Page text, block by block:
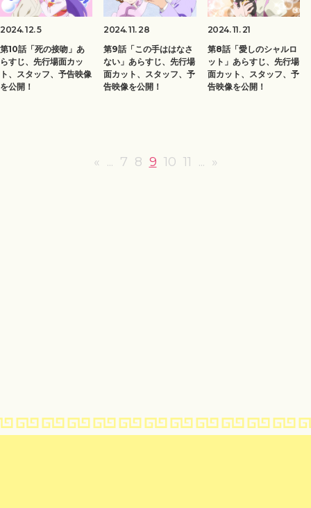
2024. 12. 5
第10話「死の接吻」あ
らすじ、先行場面カッ
ト、スタッフ、予告映像
を公開！
2024. 11. 28
第9話「この手ははなさ
ない」あらすじ、先行場
面カット、スタッフ、予
告映像を公開！
2024. 11. 21
第8話「愛しのシャルロ
ット」あらすじ、先行場
面カット、スタッフ、予
告映像を公開！
« ... 7 8 9 10 11 ... »